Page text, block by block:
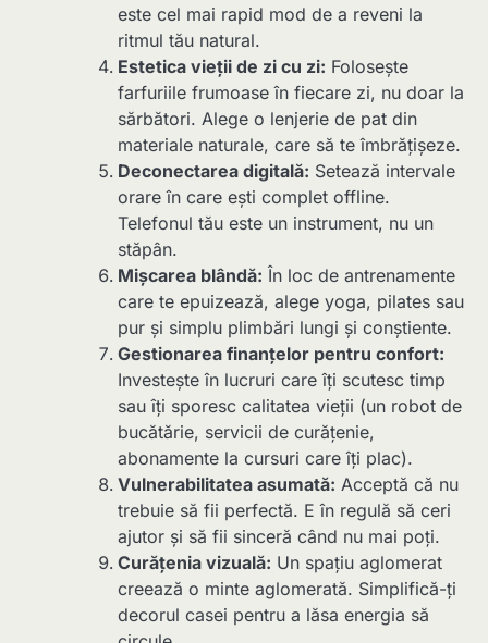
este cel mai rapid mod de a reveni la
ritmul tău natural.
Estetica vieții de zi cu zi: Folosește
farfuriile frumoase în fiecare zi, nu doar la
sărbători. Alege o lenjerie de pat din
materiale naturale, care să te îmbrățișeze.
Deconectarea digitală: Setează intervale
orare în care ești complet offline.
Telefonul tău este un instrument, nu un
stăpân.
Mișcarea blândă: În loc de antrenamente
care te epuizează, alege yoga, pilates sau
pur și simplu plimbări lungi și conștiente.
Gestionarea finanțelor pentru confort:
Investește în lucruri care îți scutesc timp
sau îți sporesc calitatea vieții (un robot de
bucătărie, servicii de curățenie,
abonamente la cursuri care îți plac).
Vulnerabilitatea asumată: Acceptă că nu
trebuie să fii perfectă. E în regulă să ceri
ajutor și să fii sinceră când nu mai poți.
Curățenia vizuală: Un spațiu aglomerat
creează o minte aglomerată. Simplifică-ți
decorul casei pentru a lăsa energia să